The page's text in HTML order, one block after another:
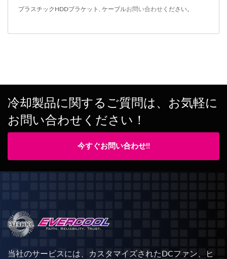
プラスチックHDDブラケット ケーブルお問い合わせ ください。
冷却製品に関するご質問は、お気軽に
お問い合わせください！
今すぐお問い合わせ!!
当社のサービスには、カスタマイズされたDCファン、ヒ